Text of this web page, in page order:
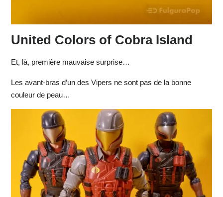
United Colors of Cobra Island
Et, là, première mauvaise surprise…
Les avant-bras d’un des Vipers ne sont pas de la bonne
couleur de peau…